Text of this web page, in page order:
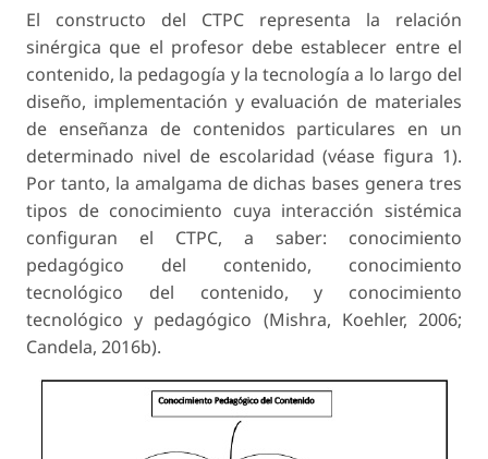
El constructo del CTPC representa la relación
sinérgica que el profesor debe establecer entre el
contenido, la pedagogía y la tecnología a lo largo del
diseño, implementación y evaluación de materiales
de enseñanza de contenidos particulares en un
determinado nivel de escolaridad (véase figura 1).
Por tanto, la amalgama de dichas bases genera tres
tipos de conocimiento cuya interacción sistémica
configuran el CTPC, a saber: conocimiento
pedagógico del contenido, conocimiento
tecnológico del contenido, y conocimiento
tecnológico y pedagógico (Mishra, Koehler, 2006;
Candela, 2016b).